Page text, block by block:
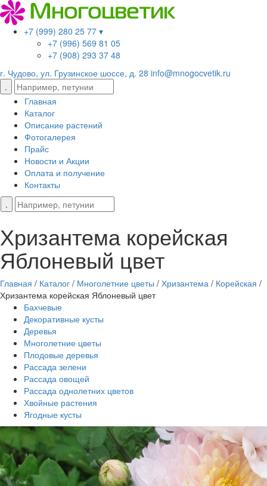
+7 (999) 280 25 77 ▾
+7 (996) 569 81 05
+7 (908) 293 37 48
г. Чудово, ул. Грузинское шоссе, д. 28 info@mnogocvetik.ru
Главная
Каталог
Описание растений
Фотогалерея
Прайс
Новости и Акции
Оплата и получение
Контакты
Хризантема корейская
Яблоневый цвет
Главная / Каталог / Многолетние цветы / Хризантема / Корейская /
Хризантема корейская Яблоневый цвет
Бахчевые
Декоративные кусты
Деревья
Многолетние цветы
Плодовые деревья
Рассада зелени
Рассада овощей
Рассада однолетних цветов
Хвойные растения
Ягодные кусты